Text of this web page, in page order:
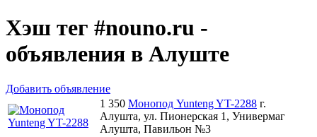
Хэш тег #nouno.ru -
объявления в Алуште
Добавить объявление
1 350 Монопод Yunteng YT-2288 г.
Алушта, ул. Пионерская 1, Универмаг
Алушта, Павильон №3